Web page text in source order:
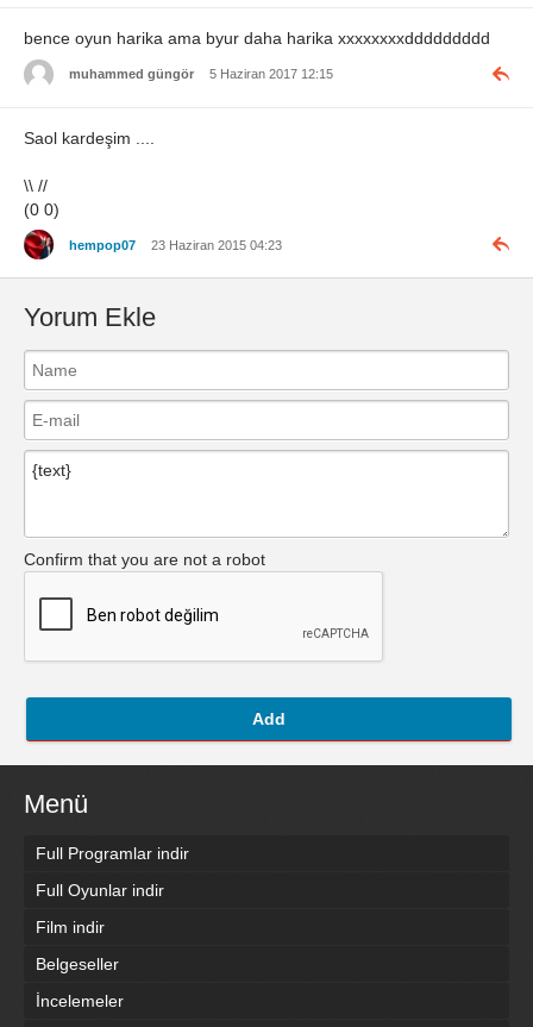
bence oyun harika ama byur daha harika xxxxxxxxddddddddd
muhammed güngör 5 Haziran 2017 12:15
Saol kardeşim ....
\\ //
(0 0)
hempop07 23 Haziran 2015 04:23
Yorum Ekle
Confirm that you are not a robot
Add
Menü
Full Programlar indir
Full Oyunlar indir
Film indir
Belgeseller
İncelemeler